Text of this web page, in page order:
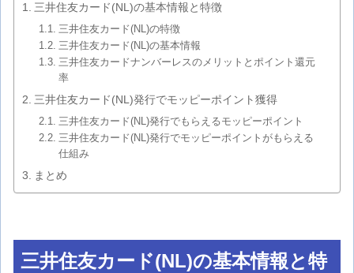
三井住友カード(NL)の基本情報と特徴
三井住友カード(NL)の特徴
三井住友カード(NL)の基本情報
三井住友カードナンバーレスのメリットとポイント還元
率
三井住友カード(NL)発行でモッピーポイント獲得
三井住友カード(NL)発行でもらえるモッピーポイント
三井住友カード(NL)発行でモッピーポイントがもらえる
仕組み
まとめ
三井住友カード(NL)の基本情報と特